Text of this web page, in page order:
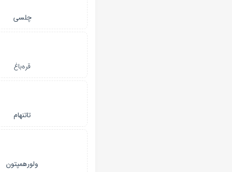
چلسی
قره‌باغ
تاتنهام
ولورهمپتون